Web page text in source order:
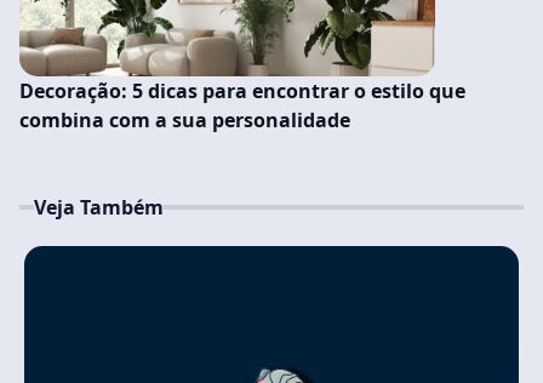
Decoração: 5 dicas para encontrar o estilo que
combina com a sua personalidade
Veja Também